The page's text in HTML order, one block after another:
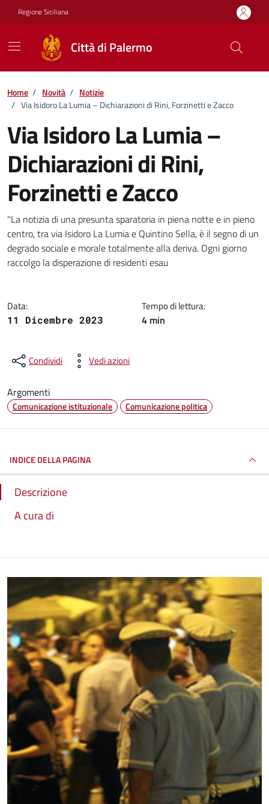
Vai ai contenuti
Vai al footer
Regione Siciliana
Città di Palermo
Home / Novità / Notizie
/ Via Isidoro La Lumia – Dichiarazioni di Rini, Forzinetti e Zacco
Via Isidoro La Lumia –
Dichiarazioni di Rini,
Forzinetti e Zacco
Dettagli della notizia
"La notizia di una presunta sparatoria in piena notte e in pieno
centro, tra via Isidoro La Lumia e Quintino Sella, è il segno di un
degrado sociale e morale totalmente alla deriva. Ogni giorno
raccolgo la disperazione di residenti esau
Data:
11 Dicembre 2023
Tempo di lettura:
4 min
Condividi Vedi azioni
Argomenti
Comunicazione istituzionale Comunicazione politica
INDICE DELLA PAGINA
Descrizione
A cura di